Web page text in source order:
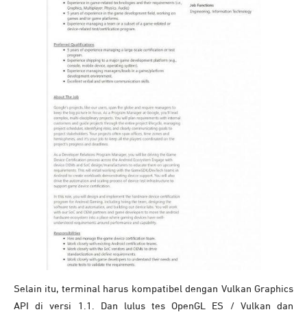
Selain itu, terminal harus kompatibel dengan Vulkan Graphics
API di versi 1.1. Dan lulus tes OpenGL ES / Vulkan dan